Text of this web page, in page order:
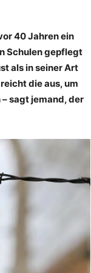
40 Jahren ein
Schulen gepflegt
als in seiner Art
die aus, um
sagt jemand, der